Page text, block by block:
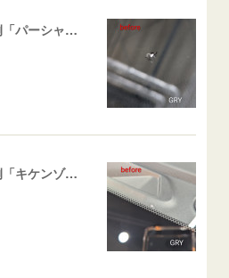
飛び石ひび割れ 施工例「パーシャル系・衝撃点範囲ハマカケ」エスティマ
飛び石ひび割れ 施工例「キケンゾーン範囲・ストレートブレイク」フェアレディＺ